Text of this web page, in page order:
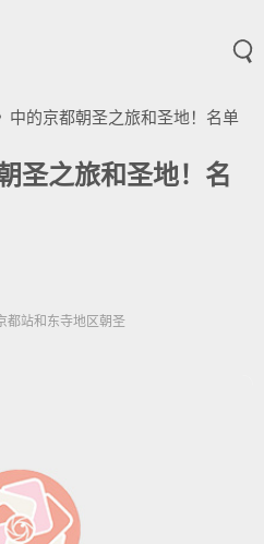
打
中的京都朝圣之旅和圣地！名单
圣之旅和圣地！名
都站和东寺地区朝圣